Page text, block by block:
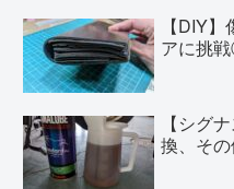
【DIY
アに挑
【シグ
換、その